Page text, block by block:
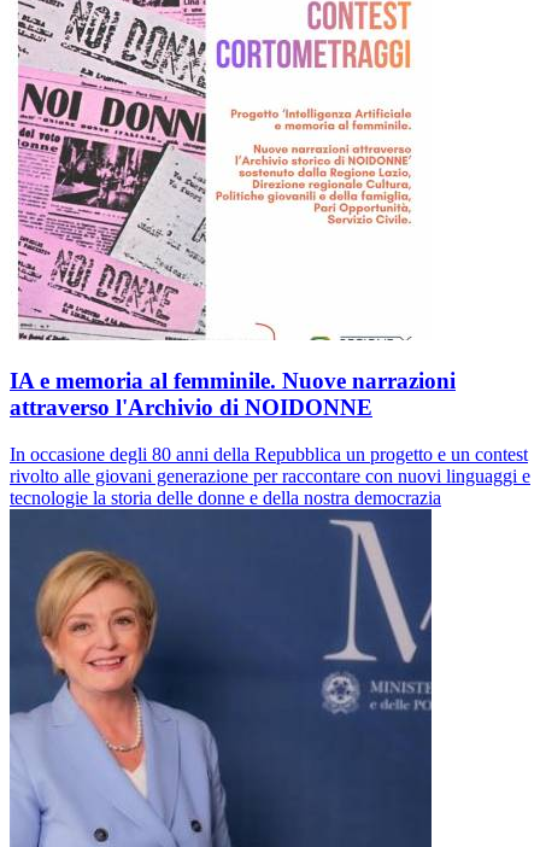
IA e memoria al femminile. Nuove narrazioni
attraverso l'Archivio di NOIDONNE
In occasione degli 80 anni della Repubblica un progetto e un contest
rivolto alle giovani generazione per raccontare con nuovi linguaggi e
tecnologie la storia delle donne e della nostra democrazia